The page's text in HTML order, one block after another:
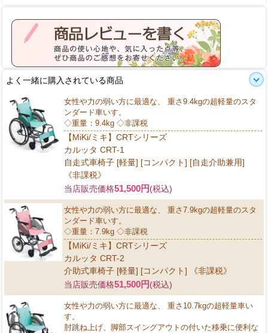
よく一緒に購入されている商品
女性や力の弱い方に最適な、 重さ9.4kgの超軽量のスタ
ンダード車いす。
◇重量：9.4kg ◇非課税
【MiKi/ミキ】CRTシリーズ
カルッタ CRT-1
自走式車椅子 [軽量] [コンパクト] [自走介助兼用]
《非課税》
当店販売価格51,500円(税込)
女性や力の弱い方に最適な、 重さ7.9kgの超軽量のスタ
ンダード車いす。
◇重量：7.9kg ◇非課税
【MiKi/ミキ】CRTシリーズ
カルッタ CRT-2
介助式車椅子 [軽量] [コンパクト] 《非課税》
当店販売価格51,500円(税込)
女性や力の弱い方に最適な、 重さ10.7kgの超軽量車い
す。
肘跳ね上げ、脚部スイングアウトの付いた移乗に便利な